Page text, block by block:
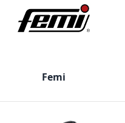
Femi